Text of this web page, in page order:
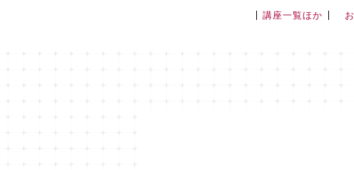
講座一覧ほか